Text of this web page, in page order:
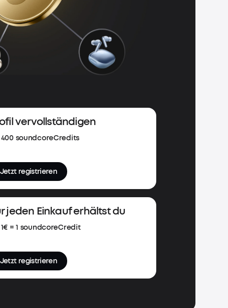
vervollständigen
400 soundcoreCredits
Jetzt registrieren
jeden Einkauf erhältst du
1€ = 1 soundcoreCredit
Jetzt registrieren